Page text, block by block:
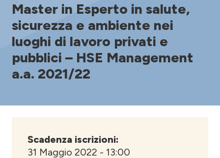
Master in Esperto in salute,
sicurezza e ambiente nei
luoghi di lavoro privati e
pubblici – HSE Management
a.a. 2021/22
Scadenza iscrizioni:
31 Maggio 2022 - 13:00